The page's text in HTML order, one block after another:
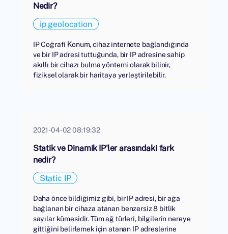
Nedir?
ip geolocation
IP Coğrafi Konum, cihaz internete bağlandığında
ve bir IP adresi tuttuğunda, bir IP adresine sahip
akıllı bir cihazı bulma yöntemi olarak bilinir,
fiziksel olarak bir haritaya yerleştirilebilir.
2021-04-02 08:19:32
Statik ve Dinamik IP'ler arasındaki fark
nedir?
Static IP
Daha önce bildiğimiz gibi, bir IP adresi, bir ağa
bağlanan bir cihaza atanan benzersiz 8 bitlik
sayılar kümesidir. Tüm ağ türleri, bilgilerin nereye
gittiğini belirlemek için atanan IP adreslerine